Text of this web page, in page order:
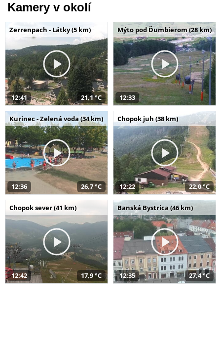
Kamery v okolí
Zerrenpach - Látky (5 km)
12:41 21,1 °C
Mýto pod Ďumbierom (28 km)
12:33
Kurinec - Zelená voda (34 km)
12:36 26,7 °C
Chopok juh (38 km)
12:22 22,0 °C
Chopok sever (41 km)
12:42 17,9 °C
Banská Bystrica (46 km)
12:35 27,4 °C